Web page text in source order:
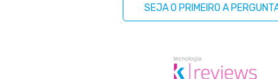
SEJA O PRIMEIRO A